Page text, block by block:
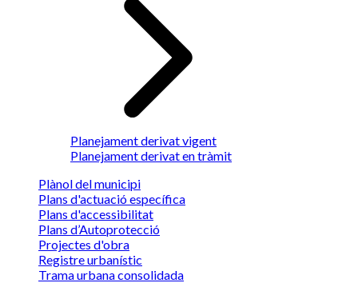
Planejament derivat vigent
Planejament derivat en tràmit
Plànol del municipi
Plans d'actuació específica
Plans d'accessibilitat
Plans d’Autoprotecció
Projectes d'obra
Registre urbanístic
Trama urbana consolidada